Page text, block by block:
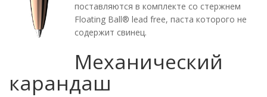
поставляются в комплекте со стержнем
Floating Ball® lead free, паста которого не
содержит свинец.
Механический
карандаш